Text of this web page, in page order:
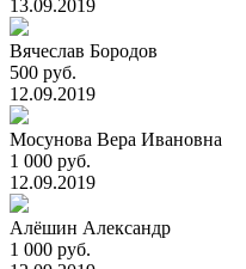
13.09.2019
Вячеслав Бородов
500 руб.
12.09.2019
Мосунова Вера Ивановна
1 000 руб.
12.09.2019
Алёшин Александр
1 000 руб.